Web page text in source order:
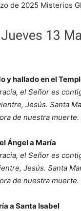
de 2025 Misterios
13
y hallado en el
el Señor es
Jesús. Santa
de nuestra muerte.
Ángel a María
el Señor es
Jesús. Santa
de nuestra muerte.
a Santa Isabel